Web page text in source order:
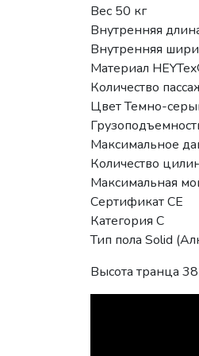
Вес 50 кг
Внутренняя
Внутренняя
Материал
Количество
Цвет Темно-
Максимальное
Количество
Максимальная
Сертификат CE
Категория C
Тип пола Solid
Высота транца